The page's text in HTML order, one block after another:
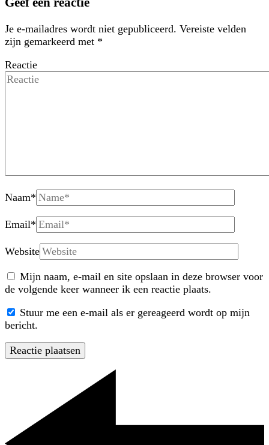
Je e-mailadres wordt niet gepubliceerd. Vereiste velden
zijn gemarkeerd met *
Reactie
Naam*
Email*
Website
Mijn naam, e-mail en site opslaan in deze browser voor
de volgende keer wanneer ik een reactie plaats.
Stuur me een e-mail als er gereageerd wordt op mijn
bericht.